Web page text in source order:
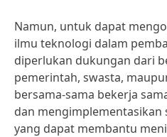
Namun, untuk dapat
ilmu teknologi dalam
diperlukan dukungan dari
pemerintah, swasta,
bersama-sama bekerja
dan
yang dapat membantu